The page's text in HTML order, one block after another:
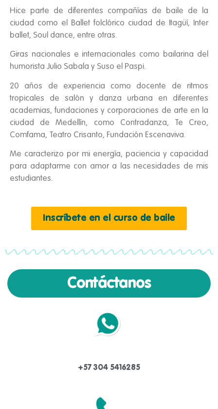
Hice parte de diferentes compañías de baile de la
ciudad como el Ballet folclórico ciudad de Itagüí, Inter
ballet, Soul dance, entre otras.
Giras nacionales e internacionales como bailarina del
humorista Julio Sabala y Suso el Paspi.
20 años de experiencia como docente de ritmos
tropicales de salón y danza urbana en diferentes
academias, fundaciones y corporaciones de arte en la
ciudad de Medellín, como Contradanza, Te Creo,
Comfama, Teatro Crisanto, Fundación Escenaviva.
Me caracterizo por mi energía, paciencia y capacidad
para adaptarme con amor a las necesidades de mis
estudiantes.
Inscríbete en el curso de baile
Contáctanos
+57 304 5416285